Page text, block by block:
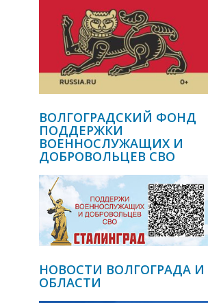
ВОЛГОГРАДСКИЙ ФОНД
ПОДДЕРЖКИ
ВОЕННОСЛУЖАЩИХ И
ДОБРОВОЛЬЦЕВ СВО
НОВОСТИ ВОЛГОГРАДА И
ОБЛАСТИ